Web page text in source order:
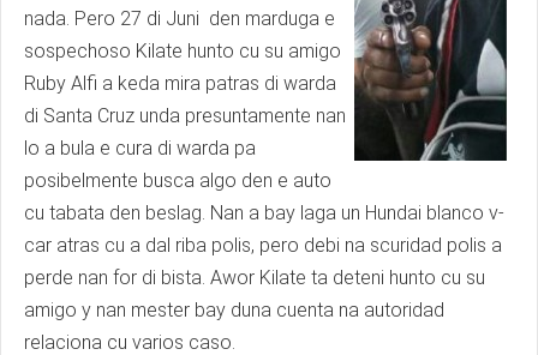
nada. Pero 27 di Juni den marduga e
sospechoso Kilate hunto cu su amigo
Ruby Alfi a keda mira patras di warda
di Santa Cruz unda presuntamente nan
lo a bula e cura di warda pa
posibelmente busca algo den e auto
cu tabata den beslag. Nan a bay laga un Hundai blanco v-
car atras cu a dal riba polis, pero debi na scuridad polis a
perde nan for di bista. Awor Kilate ta deteni hunto cu su
amigo y nan mester bay duna cuenta na autoridad
relaciona cu varios caso.